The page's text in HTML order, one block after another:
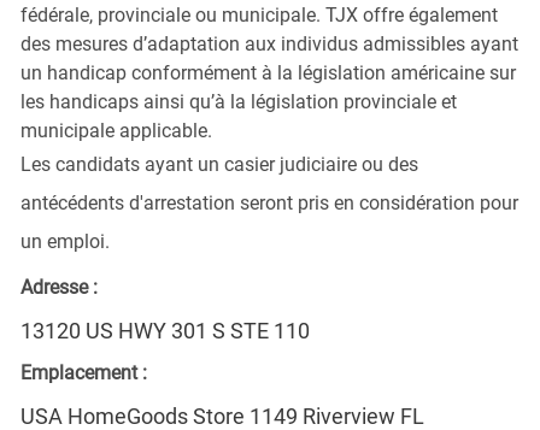
fédérale, provinciale ou municipale. TJX offre également
des mesures d’adaptation aux individus admissibles ayant
un handicap conformément à la législation américaine sur
les handicaps ainsi qu’à la législation provinciale et
municipale applicable.
Les candidats ayant un casier judiciaire ou des
antécédents d'arrestation seront pris en considération pour
un emploi.
Adresse :
13120 US HWY 301 S STE 110
Emplacement :
USA HomeGoods Store 1149 Riverview FL